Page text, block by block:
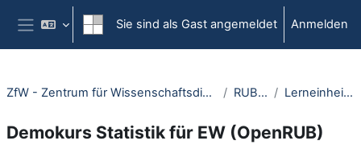
Zum Hauptinhalt
Website-Übersicht
Sie sind als Gast angemeldet Anmelden
ZfW - Zentrum für Wissenschaftsdidaktik RUBeL Lerneinheiten
Demokurs Statistik für EW (OpenRUB)